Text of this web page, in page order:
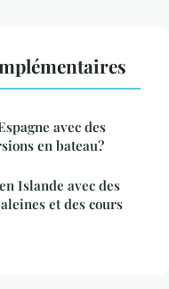
avec des
en bateau?
Islande avec des
et des cours